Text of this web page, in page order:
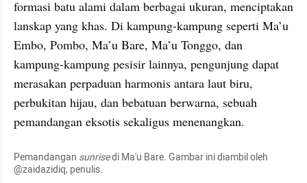
formasi batu alami dalam berbagai ukuran, menciptakan
lanskap yang khas. Di kampung-kampung seperti Ma’u
Embo, Pombo, Ma’u Bare, Ma’u Tonggo, dan
kampung-kampung pesisir lainnya, pengunjung dapat
merasakan perpaduan harmonis antara laut biru,
perbukitan hijau, dan bebatuan berwarna, sebuah
pemandangan eksotis sekaligus menenangkan.
Pemandangan sunrise di Ma'u Bare. Gambar ini diambil oleh
@zaidazidiq, penulis.